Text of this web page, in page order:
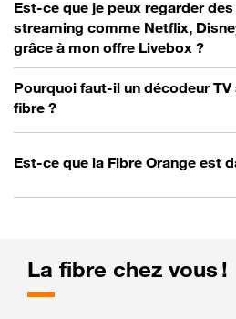
Est-ce que je peux regarder
streaming comme Netflix,
grâce à mon offre Livebox ?
Pourquoi faut-il un décodeur TV
fibre ?
Est-ce que la Fibre Orange est
La fibre chez vous !